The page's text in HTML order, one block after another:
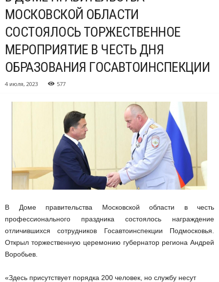
МОСКОВСКОЙ ОБЛАСТИ
СОСТОЯЛОСЬ ТОРЖЕСТВЕННОЕ
МЕРОПРИЯТИЕ В ЧЕСТЬ ДНЯ
ОБРАЗОВАНИЯ ГОСАВТОИНСПЕКЦИИ
4 июля, 2023 577
В Доме правительства Московской области в честь
профессионального праздника состоялось награждение
отличившихся сотрудников Госавтоинспекции Подмосковья.
Открыл торжественную церемонию губернатор региона Андрей
Воробьев.
«Здесь присутствует порядка 200 человек, но службу несут